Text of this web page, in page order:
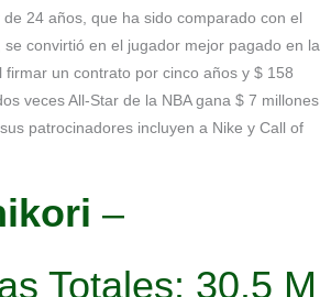
24 años, que ha sido comparado con el
se convirtió en el jugador mejor pagado en la
firmar un contrato por cinco años y $ 158
veces All-Star de la NBA gana $ 7 millones
patrocinadores incluyen a Nike y Call of
–
Totales: 30.5 M